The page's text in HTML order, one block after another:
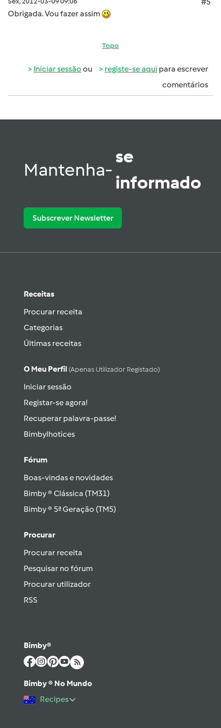
Obrigada. Vou fazer assim
Topo
Iniciar sessão ou registe-se aqui para escrever
comentários
Mantenha-
se
informado
Subscrever Newsletter
Receitas
Procurar receita
Categorias
Últimas receitas
O Meu Perfil (apenas Utilizador Registado)
Iniciar sessão
Registar-se agora!
Recuperar palavra-passe!
Bimbylhotices
Fórum
Boas-vindas e novidades
Bimby ® Clássica (TM31)
Bimby ® 5ª Geração (TM5)
Procurar
Procurar receita
Pesquisar no fórum
Procurar utilizador
RSS
Bimby®
Bimby ® No Mundo
Recipes